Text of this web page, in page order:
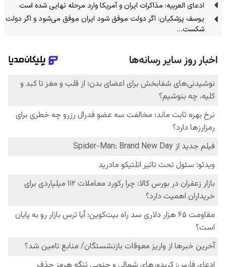
ادعای العربیه: مذاکرات ایران و آمریکا وارد مرحله نهایی شده است
یوسف پزشکیان: اگر دولت موفق شود ایران موفق می‌شود و اگر دولت
شکست…